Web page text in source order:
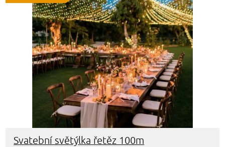
Svatební světýlka řetěz 100m